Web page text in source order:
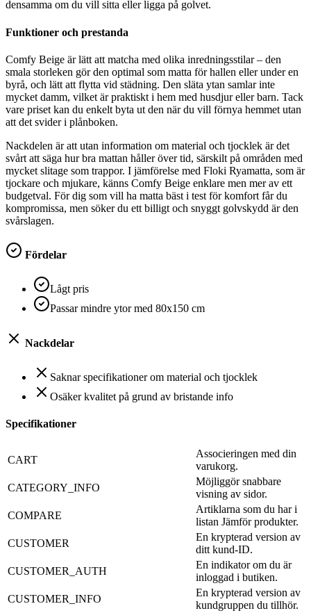
densamma om du vill sitta eller ligga på golvet.
Funktioner och prestanda
Comfy Beige är lätt att matcha med olika inredningsstilar – den
smala storleken gör den optimal som matta för hallen eller under en
byrå, och lätt att flytta vid städning. Den släta ytan samlar inte
mycket damm, vilket är praktiskt i hem med husdjur eller barn. Tack
vare priset kan du enkelt byta ut den när du vill förnya hemmet utan
att det svider i plånboken.
Nackdelen är att utan information om material och tjocklek är det
svårt att säga hur bra mattan håller över tid, särskilt på områden med
mycket slitage som trappor. I jämförelse med Floki Ryamatta, som är
tjockare och mjukare, känns Comfy Beige enklare men mer av ett
budgetval. För dig som vill ha matta bäst i test för komfort får du
kompromissa, men söker du ett billigt och snyggt golvskydd är den
svårslagen.
Fördelar
Lågt pris
Passar mindre ytor med 80x150 cm
Nackdelar
Saknar specifikationer om material och tjocklek
Osäker kvalitet på grund av bristande info
Specifikationer
CART
Associeringen med din
varukorg.
CATEGORY_INFO
Möjliggör snabbare
visning av sidor.
COMPARE
Artiklarna som du har i
listan Jämför produkter.
CUSTOMER
En krypterad version av
ditt kund-ID.
CUSTOMER_AUTH
En indikator om du är
inloggad i butiken.
CUSTOMER_INFO
En krypterad version av
kundgruppen du tillhör.